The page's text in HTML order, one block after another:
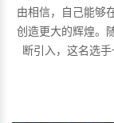
由相信，自己能够
创造更大的辉煌。
断引入，这名选